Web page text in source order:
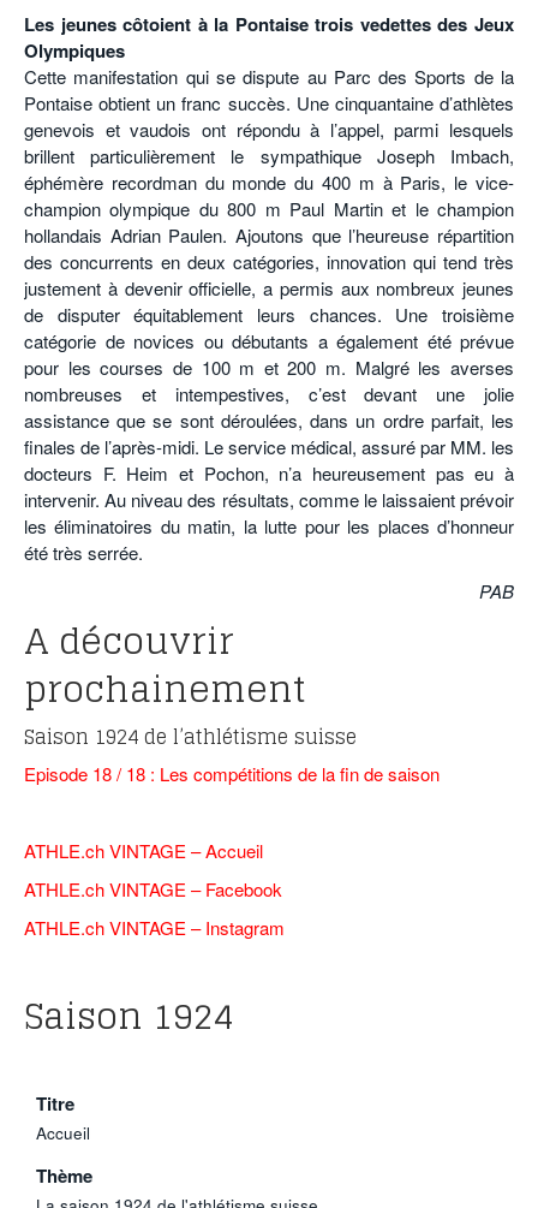
Les jeunes côtoient à la Pontaise trois vedettes des Jeux
Olympiques
Cette manifestation qui se dispute au Parc des Sports de la
Pontaise obtient un franc succès. Une cinquantaine d’athlètes
genevois et vaudois ont répondu à l’appel, parmi lesquels
brillent particulièrement le sympathique Joseph Imbach,
éphémère recordman du monde du 400 m à Paris, le vice-
champion olympique du 800 m Paul Martin et le champion
hollandais Adrian Paulen. Ajoutons que l’heureuse répartition
des concurrents en deux catégories, innovation qui tend très
justement à devenir officielle, a permis aux nombreux jeunes
de disputer équitablement leurs chances. Une troisième
catégorie de novices ou débutants a également été prévue
pour les courses de 100 m et 200 m. Malgré les averses
nombreuses et intempestives, c’est devant une jolie
assistance que se sont déroulées, dans un ordre parfait, les
finales de l’après-midi. Le service médical, assuré par MM. les
docteurs F. Heim et Pochon, n’a heureusement pas eu à
intervenir. Au niveau des résultats, comme le laissaient prévoir
les éliminatoires du matin, la lutte pour les places d’honneur
été très serrée.
PAB
A découvrir
prochainement
Saison 1924 de l’athlétisme suisse
Episode 18 / 18 : Les compétitions de la fin de saison
ATHLE.ch VINTAGE – Accueil
ATHLE.ch VINTAGE – Facebook
ATHLE.ch VINTAGE – Instagram
Saison 1924
Titre
Accueil
Thème